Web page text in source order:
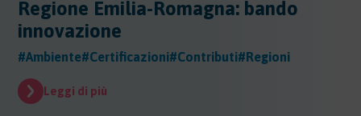
Regione Emilia-Romagna: bando
innovazione
#Ambiente#Certificazioni#Contributi#Regioni
Leggi di più